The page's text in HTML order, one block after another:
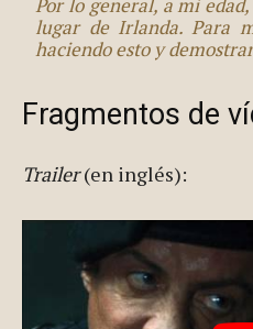
este tipo de películas.
entrevista que
Por lo general, a mi edad,
lugar de Irlanda. Para
Fragmentos de
(en inglés):